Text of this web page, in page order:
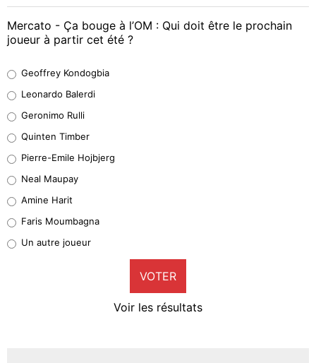
Mercato - Ça bouge à l’OM : Qui doit être le prochain
joueur à partir cet été ?
38%
32%
5%
1%
9%
Geoffrey Kondogbia
Leonardo Balerdi
Geronimo Rulli
Quinten Timber
Pierre-Emile Hojbjerg
Neal Maupay
Amine Harit
Faris Moumbagna
Un autre joueur
VOTER
Voir les résultats